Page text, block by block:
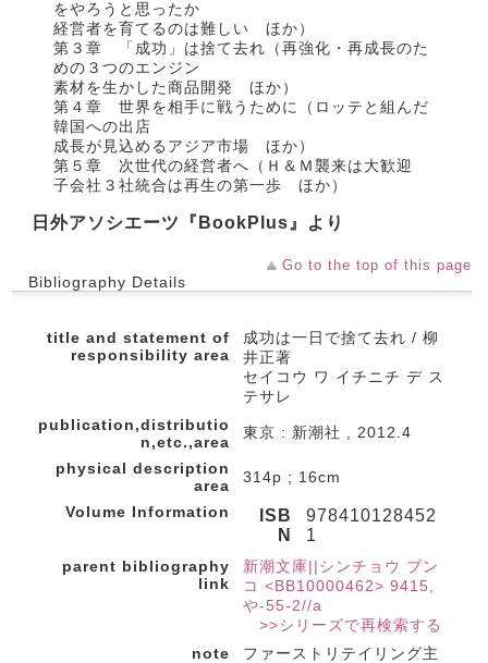
をやろうと思ったか
経営者を育てるのは難しい ほか）
第３章 「成功」は捨て去れ（再強化・再成長のた
めの３つのエンジン
素材を生かした商品開発 ほか）
第４章 世界を相手に戦うために（ロッテと組んだ
韓国への出店
成長が見込めるアジア市場 ほか）
第５章 次世代の経営者へ（Ｈ＆Ｍ襲来は大歓迎
子会社３社統合は再生の第一歩 ほか）
日外アソシエーツ『BookPlus』より
Go to the top of this page
Bibliography Details
title and statement of
responsibility area
成功は一日で捨て去れ / 柳
井正著
セイコウ ワ イチニチ デ ス
テサレ
publication,distributio
n,etc.,area
東京 : 新潮社 , 2012.4
physical description
area
314p ; 16cm
Volume Information
ISB
N
978410128452
1
parent bibliography
link
新潮文庫||シンチョウ ブン
コ <BB10000462> 9415,
や-55-2//a
>>シリーズで再検索する
note
ファーストリテイリング主